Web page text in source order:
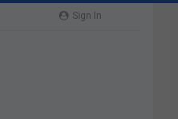
Sign In